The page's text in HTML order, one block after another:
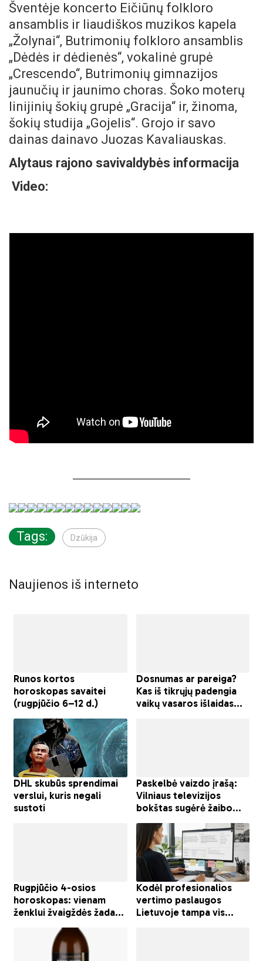
Šventėje koncerto Eičiūnų folkloro
ansamblis ir liaudiškos muzikos kapela
„Žolynai“, Butrimonių folkloro ansamblis
„Dėdės ir dėdienės“, vokalinė grupė
„Crescendo“, Butrimonių gimnazijos
jaunučių ir jaunimo choras. Šoko moterų
linijinių šokių grupė „Gracija“ ir, žinoma,
šokių studija „Gojelis“. Grojo ir savo
dainas dainavo Juozas Kavaliauskas.
Alytaus rajono savivaldybės informacija
Video:
Tags: Dzūkija
Naujienos iš interneto